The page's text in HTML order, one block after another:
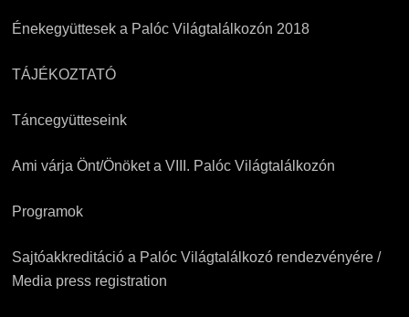
Énekegyüttesek a Palóc Világtalálkozón 2018
TÁJÉKOZTATÓ
Táncegyütteseink
Ami várja Önt/Önöket a VIII. Palóc Világtalálkozón
Programok
Sajtóakkreditáció a Palóc Világtalálkozó rendezvényére /
Media press registration